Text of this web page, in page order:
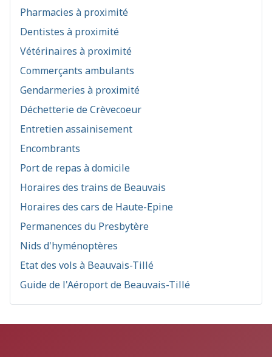
Pharmacies à proximité
Dentistes à proximité
Vétérinaires à proximité
Commerçants ambulants
Gendarmeries à proximité
Déchetterie de Crèvecoeur
Entretien assainisement
Encombrants
Port de repas à domicile
Horaires des trains de Beauvais
Horaires des cars de Haute-Epine
Permanences du Presbytère
Nids d'hyménoptères
Etat des vols à Beauvais-Tillé
Guide de l'Aéroport de Beauvais-Tillé